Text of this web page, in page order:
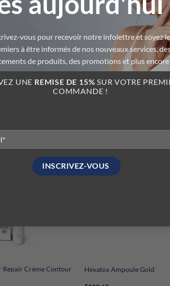
vous pour recevoir notre infolettre et soyez
à être informés de nos nouveaux services,
de produits, des promotions et plus encore
UNE REMISE DE 15% SUR VOTRE
COMMANDE !
AVIS (0)
seulement votre peau des dommages
qui vous offrent tous les avantages d’un
Repair Crème Contour
Hevatox Ampoule Gold